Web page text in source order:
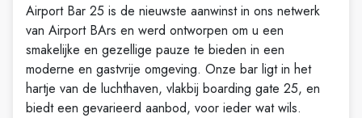
Airport Bar 25 is de nieuwste aanwinst in ons netwerk
van Airport BArs en werd ontworpen om u een
smakelijke en gezellige pauze te bieden in een
moderne en gastvrije omgeving. Onze bar ligt in het
hartje van de luchthaven, vlakbij boarding gate 25, en
biedt een gevarieerd aanbod, voor ieder wat wils.